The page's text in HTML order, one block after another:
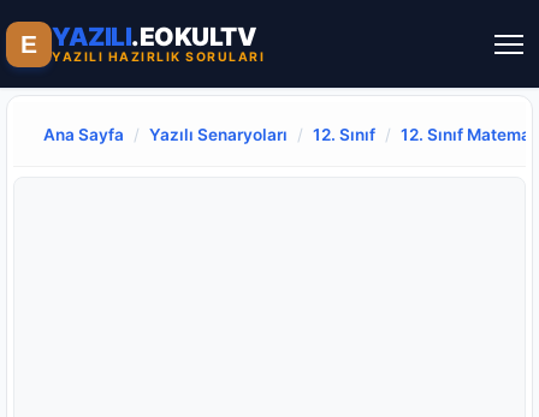
E YAZILI.EOKULTV
YAZILI HAZIRLIK SORULARI
Ana Sayfa / Yazılı Senaryoları / 12. Sınıf / 12. Sınıf